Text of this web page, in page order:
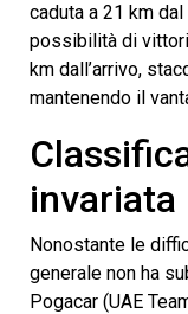
caduta a 21 km
possibilità di
km dall’arrivo,
mantenendo il
invariata
Nonostante le
generale non ha
Pogacar (UAE